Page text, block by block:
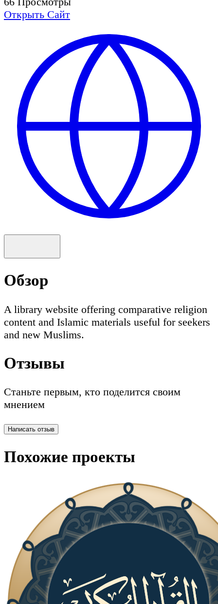
Открыть Сайт
Обзор
A library website offering comparative religion
content and Islamic materials useful for seekers
and new Muslims.
Отзывы
Станьте первым, кто поделится своим
мнением
Написать отзыв
Похожие проекты